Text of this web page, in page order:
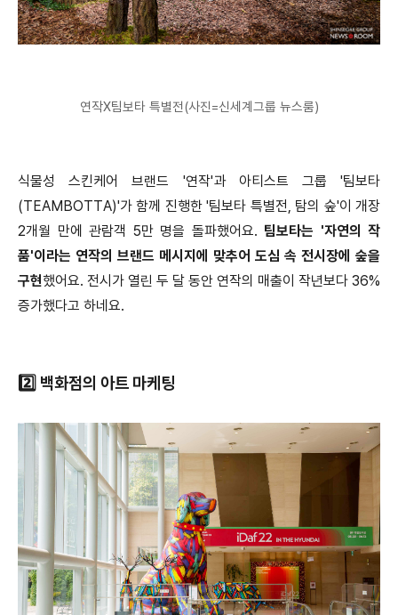
연작X팀보타 특별전(사진=신세계그룹 뉴스룸)
식물성 스킨케어 브랜드 '연작'과 아티스트 그룹 '팀보타
(TEAMBOTTA)'가 함께 진행한 '팀보타 특별전, 탐의 숲'이 개장
2개월 만에 관람객 5만 명을 돌파했어요. 팀보타는 '자연의 작
품'이라는 연작의 브랜드 메시지에 맞추어 도심 속 전시장에 숲을
구현했어요. 전시가 열린 두 달 동안 연작의 매출이 작년보다 36%
증가했다고 하네요.
2️⃣ 백화점의 아트 마케팅